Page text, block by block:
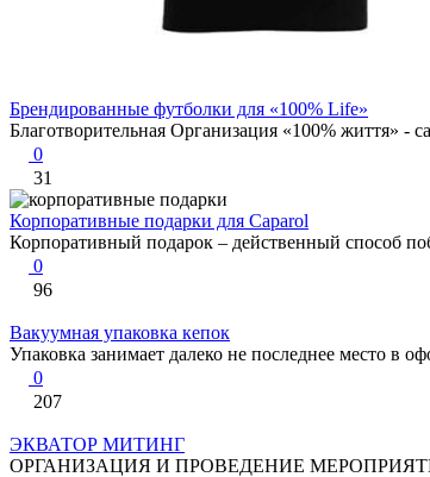
Брендированные футболки для «100% Life»
Благотворительная Организация «100% життя» -
0
31
Корпоративные подарки для Caparol
Корпоративный подарок – действенный способ
0
96
Вакуумная упаковка кепок
Упаковка занимает далеко не последнее место в
0
207
ЭКВАТОР МИТИНГ
ОРГАНИЗАЦИЯ И ПРОВЕДЕНИЕ